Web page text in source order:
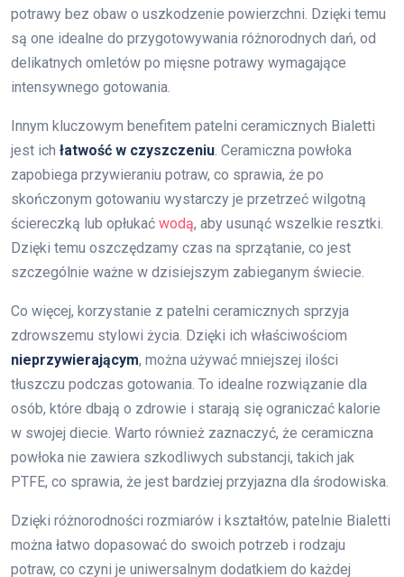
potrawy bez obaw o uszkodzenie powierzchni. Dzięki temu
są one idealne do przygotowywania różnorodnych dań, od
delikatnych omletów po mięsne potrawy wymagające
intensywnego gotowania.
Innym kluczowym benefitem patelni ceramicznych Bialetti
jest ich łatwość w czyszczeniu . Ceramiczna powłoka
zapobiega przywieraniu potraw, co sprawia, że po
skończonym gotowaniu wystarczy je przetrzeć wilgotną
ściereczką lub opłukać wodą, aby usunąć wszelkie resztki.
Dzięki temu oszczędzamy czas na sprzątanie, co jest
szczególnie ważne w dzisiejszym zabieganym świecie.
Co więcej, korzystanie z patelni ceramicznych sprzyja
zdrowszemu stylowi życia. Dzięki ich właściwościom
nieprzywierającym, można używać mniejszej ilości
tłuszczu podczas gotowania. To idealne rozwiązanie dla
osób, które dbają o zdrowie i starają się ograniczać kalorie
w swojej diecie. Warto również zaznaczyć, że ceramiczna
powłoka nie zawiera szkodliwych substancji, takich jak
PTFE, co sprawia, że jest bardziej przyjazna dla środowiska.
Dzięki różnorodności rozmiarów i kształtów, patelnie Bialetti
można łatwo dopasować do swoich potrzeb i rodzaju
potraw, co czyni je uniwersalnym dodatkiem do każdej